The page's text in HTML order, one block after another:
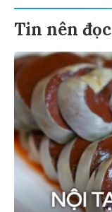
Tin nên đọc